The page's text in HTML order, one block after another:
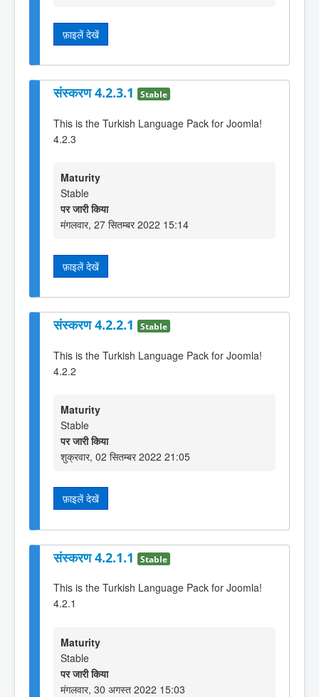
फ़ाइलें देखें
संस्करण 4.2.3.1 Stable
This is the Turkish Language Pack for Joomla!
4.2.3
Maturity
Stable
पर जारी किया
मंगलवार, 27 सितम्बर 2022 15:14
फ़ाइलें देखें
संस्करण 4.2.2.1 Stable
This is the Turkish Language Pack for Joomla!
4.2.2
Maturity
Stable
पर जारी किया
शुक्रवार, 02 सितम्बर 2022 21:05
फ़ाइलें देखें
संस्करण 4.2.1.1 Stable
This is the Turkish Language Pack for Joomla!
4.2.1
Maturity
Stable
पर जारी किया
मंगलवार, 30 अगस्त 2022 15:03